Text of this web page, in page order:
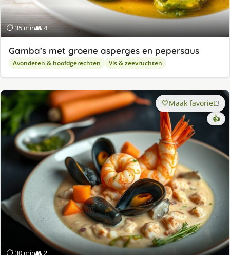
⏱ 35 min👥 4
Gamba’s met groene asperges en pepersaus
Avondeten & hoofdgerechten Vis & zeevruchten
⏱ 30 min👥 2
Maak favoriet3
👍